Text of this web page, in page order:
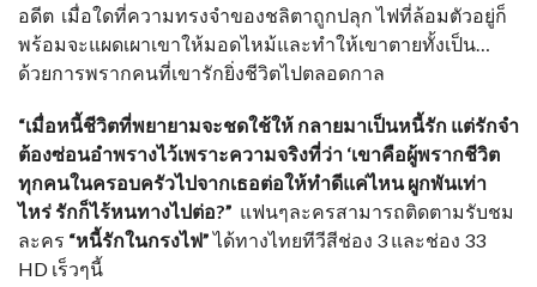
อดีต เมื่อใดที่ความทรงจำของชลิตาถูกปลุก ไฟที่ล้อมตัวอยู่ก็
พร้อมจะแผดเผาเขาให้มอดไหม้และทำให้เขาตายทั้งเป็น…
ด้วยการพรากคนที่เขารักยิ่งชีวิตไปตลอดกาล
“เมื่อหนี้ชีวิตที่พยายามจะชดใช้ให้ กลายมาเป็นหนี้รัก แต่รักจำ
ต้องซ่อนอำพรางไว้เพราะความจริงที่ว่า ‘เขาคือผู้พรากชีวิต
ทุกคนในครอบครัวไปจากเธอต่อให้ทำดีแค่ไหน ผูกพันเท่า
ไหร่ รักก็ไร้หนทางไปต่อ?” แฟนๆละครสามารถติดตามรับชม
ละคร “หนี้รักในกรงไฟ”ได้ทางไทยทีวีสีช่อง 3 และช่อง 33
HD เร็วๆนี้